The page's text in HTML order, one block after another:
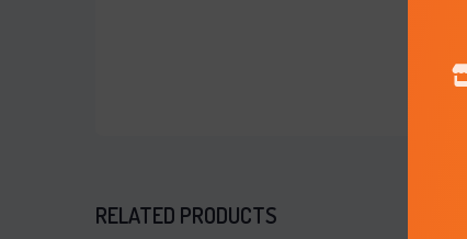
RELATED PRODUCTS